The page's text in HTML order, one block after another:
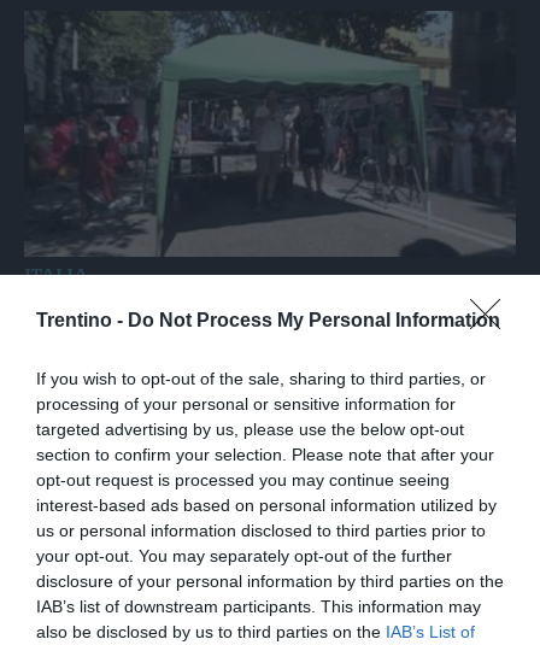
Trentino - Do Not Process My Personal Information
If you wish to opt-out of the sale, sharing to third parties, or
processing of your personal or sensitive information for
targeted advertising by us, please use the below opt-out
section to confirm your selection. Please note that after your
opt-out request is processed you may continue seeing
interest-based ads based on personal information utilized by
us or personal information disclosed to third parties prior to
your opt-out. You may separately opt-out of the further
disclosure of your personal information by third parties on the
IAB’s list of downstream participants. This information may
also be disclosed by us to third parties on the IAB’s List of
ITALIA
Spin Time, Cavallo: "Condizioni sanitarie
peggiorano, accelerare il rientro delle
famiglie"